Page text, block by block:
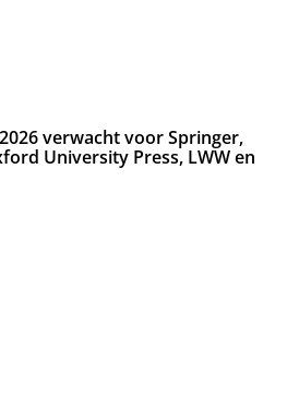
verwacht voor Springer,
University Press, LWW en